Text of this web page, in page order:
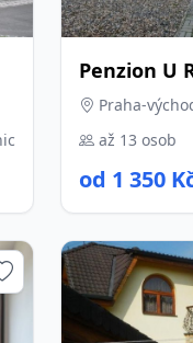
Penzion U
Praha-
až 13 osob
od 1 350